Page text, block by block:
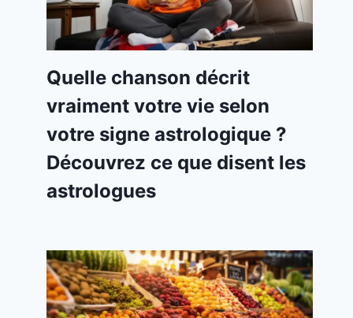
Quelle chanson décrit
vraiment votre vie selon
votre signe astrologique ?
Découvrez ce que disent les
astrologues